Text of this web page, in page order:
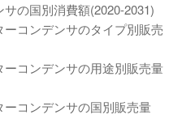
の国別消費額(2020-2031)
ーコンデンサのタイプ別販売
ーコンデンサの用途別販売量
ーコンデンサの国別販売量